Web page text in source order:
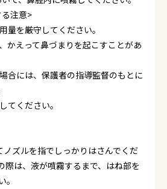
注意>
量を厳守してください。
かえって鼻づまりを起こすことがあ
合には、保護者の指導監督のもとに
てください。
ノズルを指でしっかりはさんでくだ
際は、液が噴霧するまで、はね部を